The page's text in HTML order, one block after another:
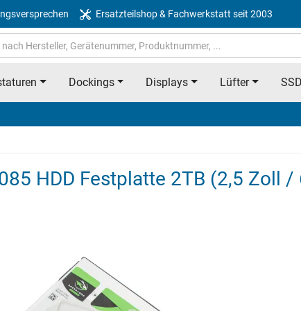
Ersatzteilshop & Fachwerkstatt seit 2003
Dockings Displays Lüfter SSD
HDD Festplatte 2TB (2,5 Zoll /